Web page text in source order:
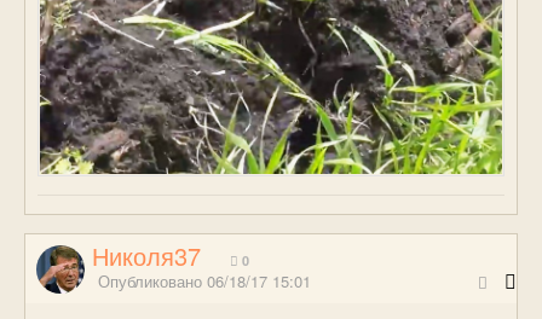
Николя37 0
Опубликовано 06/18/17 15:01